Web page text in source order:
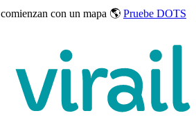
comienzan con un mapa 🌎 Pruebe DOTS